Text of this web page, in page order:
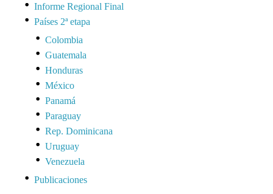
Informe Regional Final
Países 2ª etapa
Colombia
Guatemala
Honduras
México
Panamá
Paraguay
Rep. Dominicana
Uruguay
Venezuela
Publicaciones